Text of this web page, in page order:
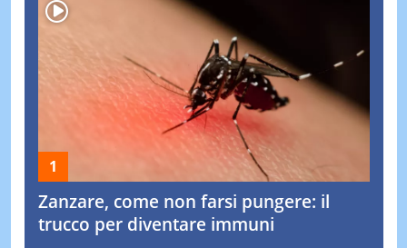
Zanzare, come non farsi pungere: il
trucco per diventare immuni